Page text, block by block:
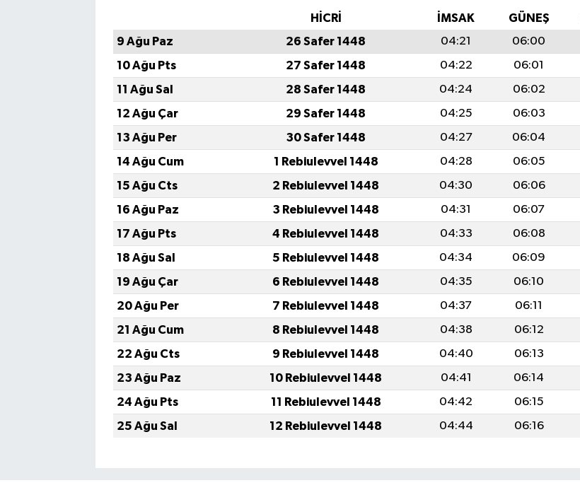
HİCRİ İMSAK GÜNEŞ
9 Ağu Paz
26 Safer 1448 04:21 06:00
10 Ağu Pts
27 Safer 1448 04:22 06:01
11 Ağu Sal
28 Safer 1448 04:24 06:02
12 Ağu Çar
29 Safer 1448 04:25 06:03
13 Ağu Per
30 Safer 1448 04:27 06:04
14 Ağu Cum
1 Rebiulevvel 1448 04:28 06:05
15 Ağu Cts
2 Rebiulevvel 1448 04:30 06:06
16 Ağu Paz
3 Rebiulevvel 1448 04:31 06:07
17 Ağu Pts
4 Rebiulevvel 1448 04:33 06:08
18 Ağu Sal
5 Rebiulevvel 1448 04:34 06:09
19 Ağu Çar
6 Rebiulevvel 1448 04:35 06:10
20 Ağu Per
7 Rebiulevvel 1448 04:37 06:11
21 Ağu Cum
8 Rebiulevvel 1448 04:38 06:12
22 Ağu Cts
9 Rebiulevvel 1448 04:40 06:13
23 Ağu Paz
10 Rebiulevvel 1448 04:41 06:14
24 Ağu Pts
11 Rebiulevvel 1448 04:42 06:15
25 Ağu Sal
12 Rebiulevvel 1448 04:44 06:16